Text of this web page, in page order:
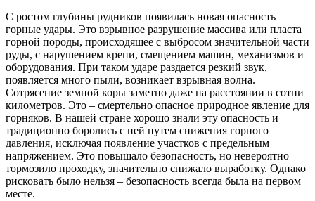
С ростом глубины рудников появилась новая опасность –
горные удары. Это взрывное разрушение массива или пласта
горной породы, происходящее с выбросом значительной части
руды, с нарушением крепи, смещением машин, механизмов и
оборудования. При таком ударе раздается резкий звук,
появляется много пыли, возникает взрывная волна.
Сотрясение земной коры заметно даже на расстоянии в сотни
километров. Это – смертельно опасное природное явление для
горняков. В нашей стране хорошо знали эту опасность и
традиционно боролись с ней путем снижения горного
давления, исключая появление участков с предельным
напряжением. Это повышало безопасность, но невероятно
тормозило проходку, значительно снижало выработку. Однако
рисковать было нельзя – безопасность всегда была на первом
месте.